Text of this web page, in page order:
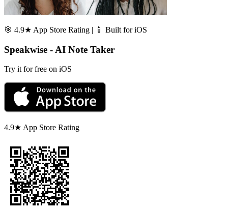
🎯 4.9★ App Store Rating | 📱 Built for iOS
Speakwise - AI Note Taker
Try it for free on iOS
4.9★ App Store Rating